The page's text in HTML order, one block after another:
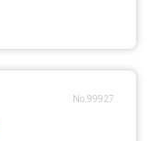
No.99927